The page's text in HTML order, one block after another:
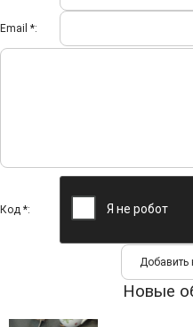
Email *:
Код *:
Новые